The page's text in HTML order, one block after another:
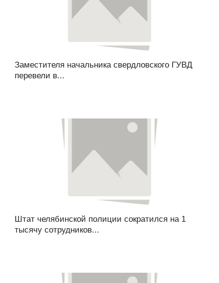
Заместителя начальника свердловского ГУВД
перевели в...
Штат челябинской полиции сократился на 1
тысячу сотрудников...